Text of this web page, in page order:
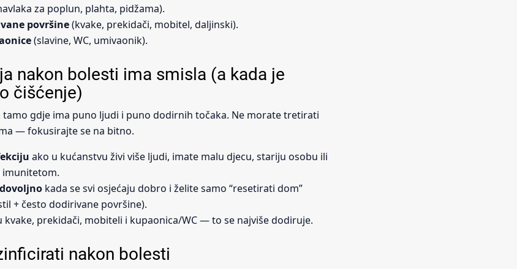
za poplun, plahta, pidžama).
površine(kvake, prekidači, mobitel, daljinski).
(slavine, WC, umivaonik).
nakon bolesti ima smisla (a kada je
čišćenje)
tamo gdje ima puno ljudi i puno dodirnih točaka. Ne morate tretirati
— fokusirajte se na bitno.
ako u kućanstvu živi više ljudi, imate malu djecu, stariju osobu ili
imunitetom.
kada se svi osjećaju dobro i želite samo “resetirati dom”
+ često dodirivane površine).
kvake, prekidači, mobiteli i kupaonica/WC — to se najviše dodiruje.
nakon bolesti